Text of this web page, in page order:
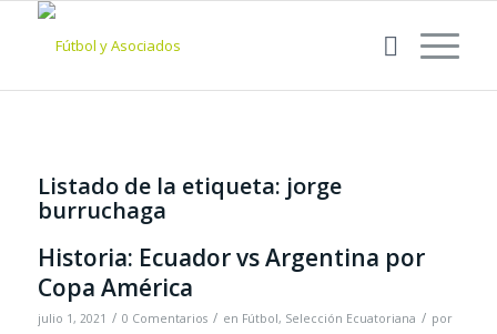
Listado de la etiqueta: jorge
burruchaga
Historia: Ecuador vs Argentina por
Copa América
julio 1, 2021 / 0 Comentarios / en Fútbol, Selección Ecuatoriana / por